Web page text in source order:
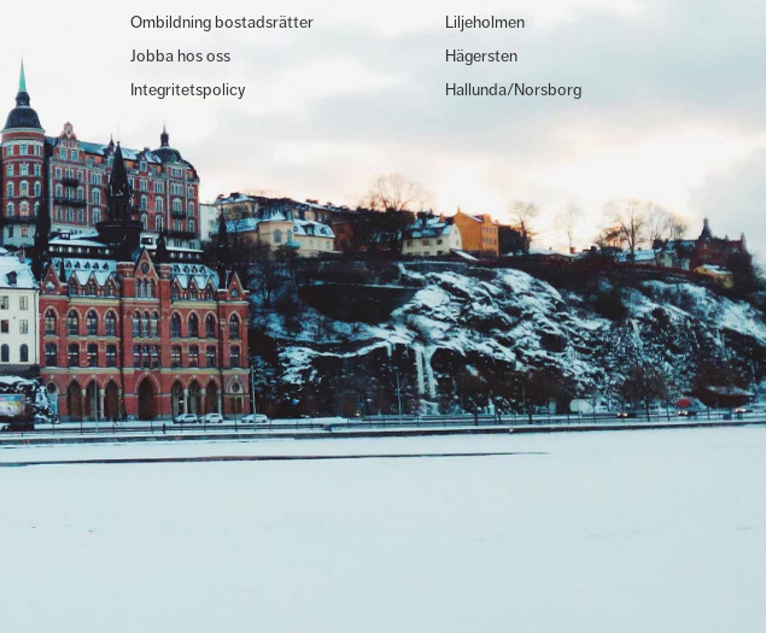
Ombildning bostadsrätter
Jobba hos oss
Integritetspolicy
Liljeholmen
Hägersten
Hallunda/Norsborg